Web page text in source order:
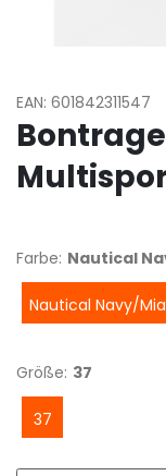
EAN: 601842311547
Farbe: Nautical
Nautical Navy/
Größe: 37
37